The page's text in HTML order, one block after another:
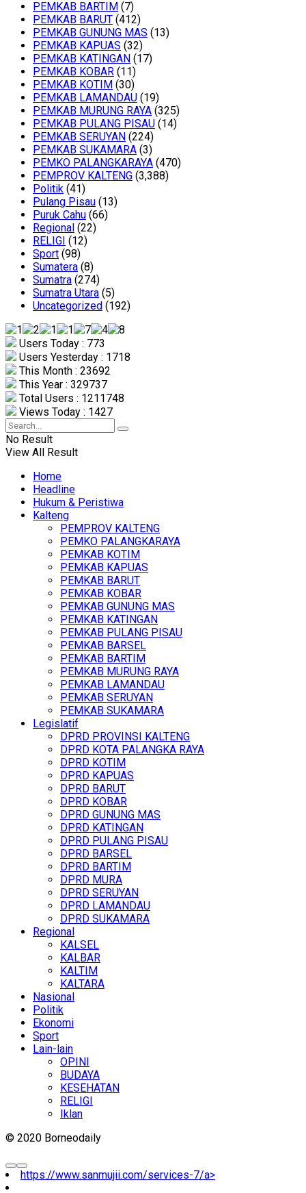
PEMKAB BARTIM (7)
PEMKAB BARUT (412)
PEMKAB GUNUNG MAS (13)
PEMKAB KAPUAS (32)
PEMKAB KATINGAN (17)
PEMKAB KOBAR (11)
PEMKAB KOTIM (30)
PEMKAB LAMANDAU (19)
PEMKAB MURUNG RAYA (325)
PEMKAB PULANG PISAU (14)
PEMKAB SERUYAN (224)
PEMKAB SUKAMARA (3)
PEMKO PALANGKARAYA (470)
PEMPROV KALTENG (3,388)
Politik (41)
Pulang Pisau (13)
Puruk Cahu (66)
Regional (22)
RELIGI (12)
Sport (98)
Sumatera (8)
Sumatra (274)
Sumatra Utara (5)
Uncategorized (192)
Users Today : 773
Users Yesterday : 1718
This Month : 23692
This Year : 329737
Total Users : 1211748
Views Today : 1427
No Result
View All Result
Home
Headline
Hukum & Peristiwa
Kalteng
PEMPROV KALTENG
PEMKO PALANGKARAYA
PEMKAB KOTIM
PEMKAB KAPUAS
PEMKAB BARUT
PEMKAB KOBAR
PEMKAB GUNUNG MAS
PEMKAB KATINGAN
PEMKAB PULANG PISAU
PEMKAB BARSEL
PEMKAB BARTIM
PEMKAB MURUNG RAYA
PEMKAB LAMANDAU
PEMKAB SERUYAN
PEMKAB SUKAMARA
Legislatif
DPRD PROVINSI KALTENG
DPRD KOTA PALANGKA RAYA
DPRD KOTIM
DPRD KAPUAS
DPRD BARUT
DPRD KOBAR
DPRD GUNUNG MAS
DPRD KATINGAN
DPRD PULANG PISAU
DPRD BARSEL
DPRD BARTIM
DPRD MURA
DPRD SERUYAN
DPRD LAMANDAU
DPRD SUKAMARA
Regional
KALSEL
KALBAR
KALTIM
KALTARA
Nasional
Politik
Ekonomi
Sport
Lain-lain
OPINI
BUDAYA
KESEHATAN
RELIGI
Iklan
© 2020 Borneodaily
https://www.sanmujii.com/services-7/a>